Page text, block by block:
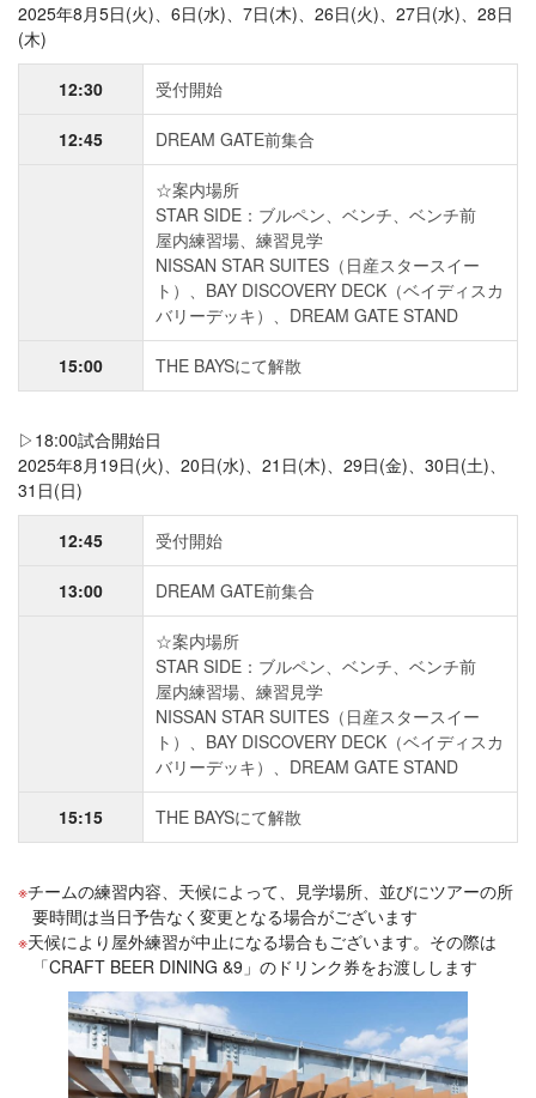
2025年8月5日(火)、6日(水)、7日(木)、26日(火)、27日(水)、28日
(木)
12:30 受付開始
12:45 DREAM GATE前集合
☆案内場所
STAR SIDE：ブルペン、ベンチ、ベンチ前
屋内練習場、練習見学
NISSAN STAR SUITES（日産スタースイー
ト）、BAY DISCOVERY DECK（ベイディスカ
バリーデッキ）、DREAM GATE STAND
15:00 THE BAYSにて解散
▷18:00試合開始日
2025年8月19日(火)、20日(水)、21日(木)、29日(金)、30日(土)、
31日(日)
12:45 受付開始
13:00 DREAM GATE前集合
☆案内場所
STAR SIDE：ブルペン、ベンチ、ベンチ前
屋内練習場、練習見学
NISSAN STAR SUITES（日産スタースイー
ト）、BAY DISCOVERY DECK（ベイディスカ
バリーデッキ）、DREAM GATE STAND
15:15 THE BAYSにて解散
チームの練習内容、天候によって、見学場所、並びにツアーの所
要時間は当日予告なく変更となる場合がございます
天候により屋外練習が中止になる場合もございます。その際は
「CRAFT BEER DINING &9」のドリンク券をお渡しします